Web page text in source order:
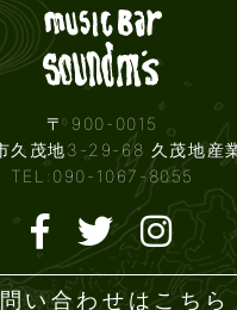
〒 900-0015
久茂地3-29-68 久茂地産
TEL:090-1067-8055
い合わせはこちら